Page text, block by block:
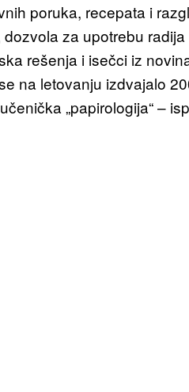
poruka, recepata i
za upotrebu
rešenja i isečci iz
na letovanju izdvajalo
„papirologija“ –